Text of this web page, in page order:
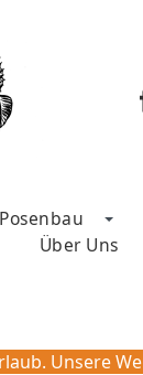
Posenbau
Über Uns
Unsere